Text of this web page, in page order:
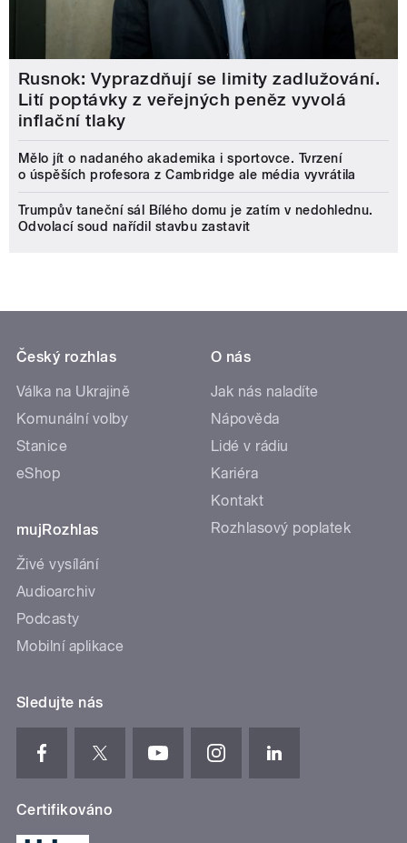
Rusnok: Vyprazdňují se limity zadlužování.
Lití poptávky z veřejných peněz vyvolá
inflační tlaky
Mělo jít o nadaného akademika i sportovce. Tvrzení
o úspěších profesora z Cambridge ale média vyvrátila
Trumpův taneční sál Bílého domu je zatím v nedohlednu.
Odvolací soud nařídil stavbu zastavit
Český rozhlas
Válka na Ukrajině
Komunální volby
Stanice
eShop
mujRozhlas
Živé vysílání
Audioarchiv
Podcasty
Mobilní aplikace
O nás
Jak nás naladíte
Nápověda
Lidé v rádiu
Kariéra
Kontakt
Rozhlasový poplatek
Sledujte nás
Certifikováno